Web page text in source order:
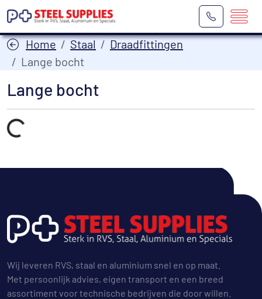
Home Staal
Draadfittingen
Lange bocht
Lange bocht
Laden...
Wij leveren RVS, staal en aluminium snel en op maat.
Met persoonlijk advies, eigen transport en een breed
assortiment voor technische bedrijven die door willen.